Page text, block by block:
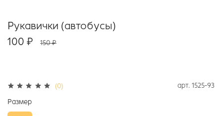
(0) арт. 1525-93
Рукавички (автобусы)
100 ₽
150 ₽
Размер